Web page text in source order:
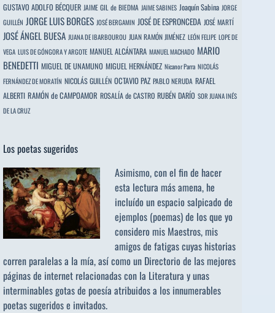
GUSTAVO ADOLFO BÉCQUER JAIME GIL de BIEDMA JAIME SABINES Joaquín Sabina JORGE
GUILLÉN JORGE LUIS BORGES JOSÉ BERGAMIN JOSÉ DE ESPRONCEDA JOSÉ MARTÍ
JOSÉ ÁNGEL BUESA JUANA DE IBARBOUROU JUAN RAMÓN JIMÉNEZ LEÓN FELIPE LOPE DE
VEGA LUIS DE GÓNGORA Y ARGOTE MANUEL ALCÁNTARA MANUEL MACHADO MARIO
BENEDETTI MIGUEL DE UNAMUNO MIGUEL HERNÁNDEZ Nicanor Parra NICOLÁS
FERNÁNDEZ DE MORATÍN NICOLÁS GUILLÉN OCTAVIO PAZ PABLO NERUDA RAFAEL
ALBERTI RAMÓN de CAMPOAMOR ROSALÍA de CASTRO RUBÉN DARÍO SOR JUANA INÉS
DE LA CRUZ
Los poetas sugeridos
Asimismo, con el fin de hacer
esta lectura más amena, he
incluído un espacio salpicado de
ejemplos (poemas) de los que yo
considero mis Maestros, mis
amigos de fatigas cuyas historias
corren paralelas a la mía, así como un Directorio de las mejores
páginas de internet relacionadas con la Literatura y unas
interminables gotas de poesía atribuidos a los innumerables
poetas sugeridose invitados.